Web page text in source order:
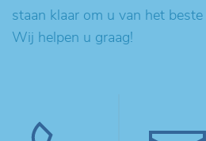
staan klaar om u van het
Wij helpen u graag!